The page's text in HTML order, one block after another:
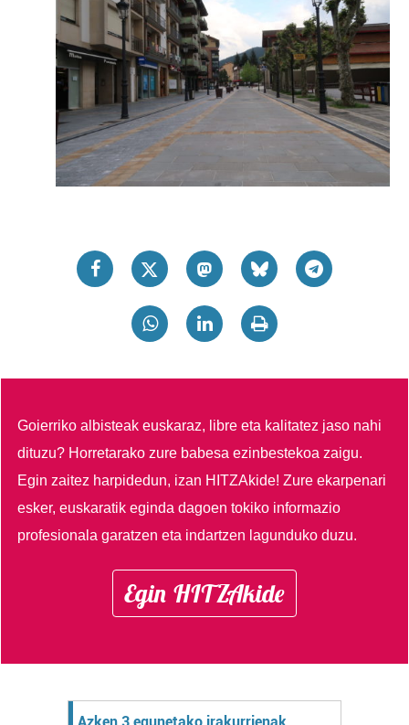
Goierriko albisteak euskaraz, libre eta kalitatez jaso nahi
dituzu? Horretarako zure babesa ezinbestekoa zaigu.
Egin zaitez harpidedun, izan HITZAkide!Zure ekarpenari
esker, euskaratik eginda dagoen tokiko informazio
profesionala garatzen eta indartzen lagunduko duzu.
Egin HITZAkide